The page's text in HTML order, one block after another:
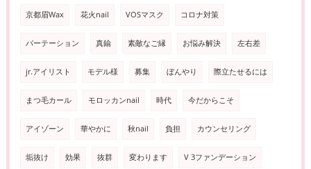
京都眉Wax 花火nail VOSマスク コロナ対策
パーテーション 真鍮 素敵なご縁 お悩み解決 左右差
jr.アイリスト モデル様 募集 ぼんやり 際立たせるには
まつ毛カール モロッカンnail 時代 今だからこそ
アイゾーン 華やかに 秋nail 負担 カウンセリング
垢抜け 効果 抜群 変わります V 3ファンデーション